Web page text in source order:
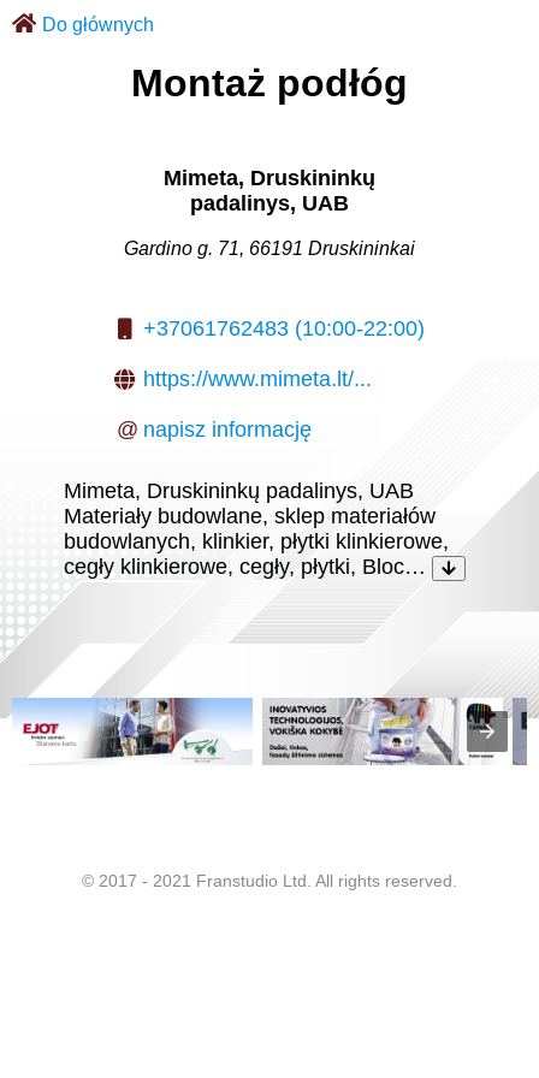
Do głównych
Montaż podłóg
Mimeta, Druskininkų
padalinys, UAB
Gardino g. 71, 66191 Druskininkai
+37061762483 (10:00-22:00)
https://www.mimeta.lt/...
@ napisz informację
Mimeta, Druskininkų padalinys, UAB
Materiały budowlane, sklep materiałów
budowlanych, klinkier, płytki klinkierowe,
cegły klinkierowe, cegły, płytki, Bloc…
© 2017 - 2021 Franstudio Ltd. All rights reserved.